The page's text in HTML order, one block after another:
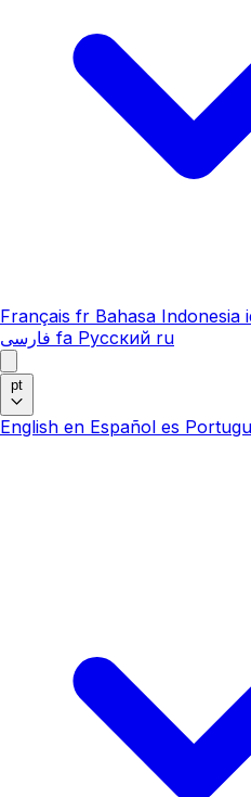
Français fr Bahasa Indonesia
فارسی fa Русский ru
pt
English en Español es